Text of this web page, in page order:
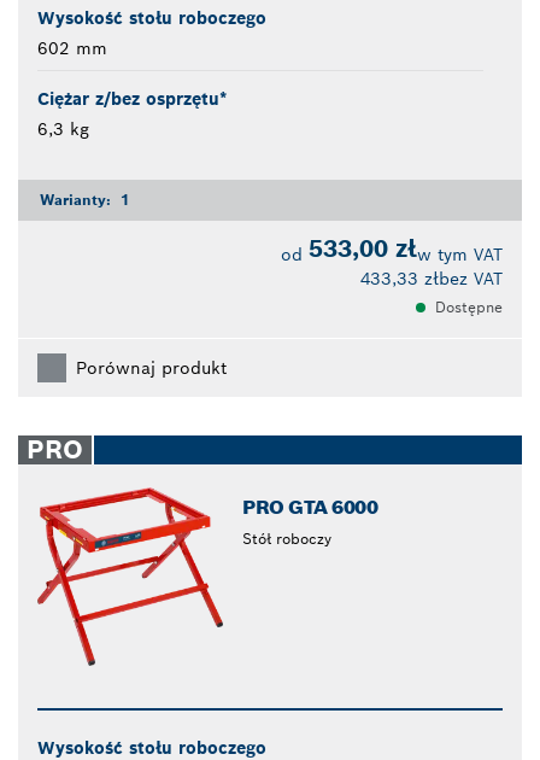
Wysokość stołu roboczego
602 mm
Ciężar z/bez osprzętu*
6,3 kg
Warianty: 1
od 533,00 złw tym VAT
433,33 złbez VAT
Dostępne
Porównaj produkt
PRO
PRO GTA 6000
Stół roboczy
Wysokość stołu roboczego